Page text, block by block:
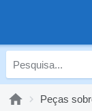
Peças